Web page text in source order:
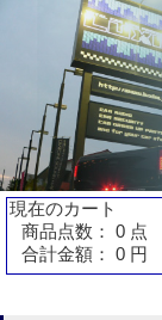
現在のカート
商品点数： 0 点
合計金額： 0 円